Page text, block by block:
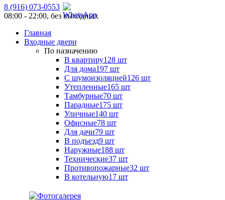
8 (916) 073-0553
08:00 - 22:00, без выходных
Главная
Входные двери
По назначению
В квартиру128 шт
Для дома197 шт
С шумоизоляцией126 шт
Утепленные165 шт
Тамбурные70 шт
Парадные175 шт
Уличные140 шт
Офисные78 шт
Для дачи79 шт
В подъезд9 шт
Наружные188 шт
Технические37 шт
Противопожарные32 шт
В котельную17 шт